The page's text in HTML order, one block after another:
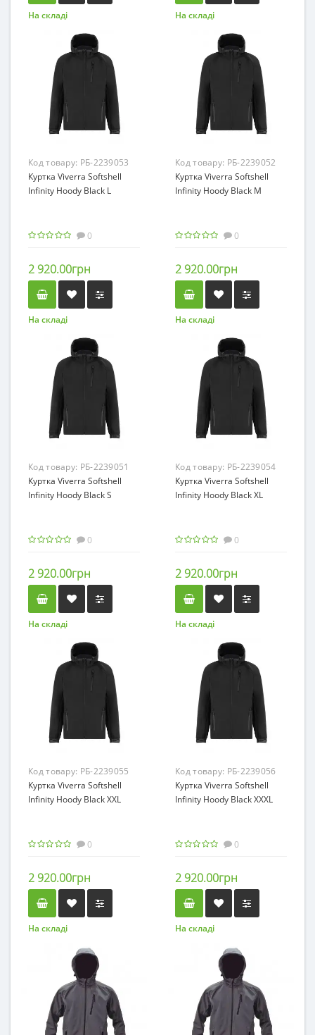
На складі На складі
Код товару: РБ-2239053
Куртка Viverra Softshell
Infinity Hoody Black L
0
2 920.00грн
На складі
Код товару: РБ-2239052
Куртка Viverra Softshell
Infinity Hoody Black M
0
2 920.00грн
На складі
Код товару: РБ-2239051
Куртка Viverra Softshell
Infinity Hoody Black S
0
2 920.00грн
На складі
Код товару: РБ-2239054
Куртка Viverra Softshell
Infinity Hoody Black XL
0
2 920.00грн
На складі
Код товару: РБ-2239055
Куртка Viverra Softshell
Infinity Hoody Black XXL
0
2 920.00грн
На складі
Код товару: РБ-2239056
Куртка Viverra Softshell
Infinity Hoody Black XXXL
0
2 920.00грн
На складі